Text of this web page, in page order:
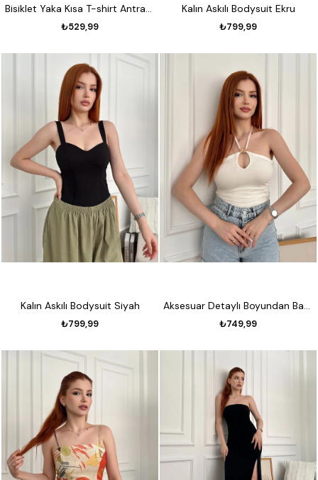
Bisiklet Yaka Kısa T-shirt Antrasit
₺529,99
Kalın Askılı Bodysuit Ekru
₺799,99
Kalın Askılı Bodysuit Siyah
₺799,99 ₺749,99